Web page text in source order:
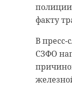
полиции
факту
В
СЗФО